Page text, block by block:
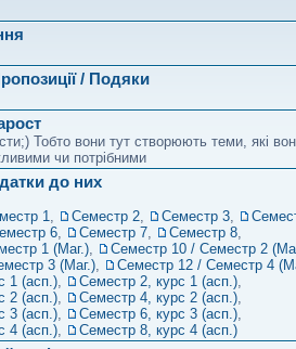
/ Подяки
Тобто вони тут створюють теми, які
чи потрібними
до них
1, Семестр 2, Семестр 3,
6, Семестр 7, Семестр 8,
1 (Маг.),
Семестр 10 / Семестр 2
3 (Маг.),
Семестр 12 / Семестр 4
1 (асп.), Семестр 2, курс 1 (асп.),
2 (асп.), Семестр 4, курс 2 (асп.),
3 (асп.), Семестр 6, курс 3 (асп.),
4 (асп.), Семестр 8, курс 4 (асп.)